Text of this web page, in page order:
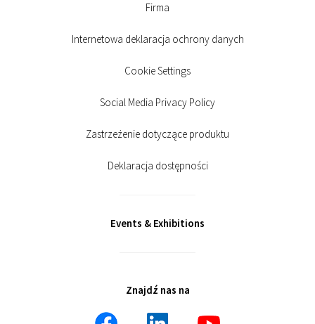
Firma
Internetowa deklaracja ochrony danych
Cookie Settings
Social Media Privacy Policy
Zastrzeżenie dotyczące produktu
Deklaracja dostępności
Events & Exhibitions
Znajdź nas na